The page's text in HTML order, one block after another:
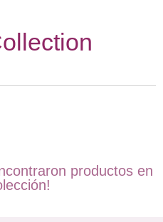
productos en